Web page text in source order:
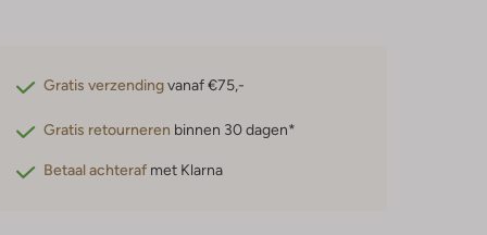
Gratis verzendingvanaf €75,-
Gratis retourneren binnen 30 dagen*
Betaal achteraf met Klarna